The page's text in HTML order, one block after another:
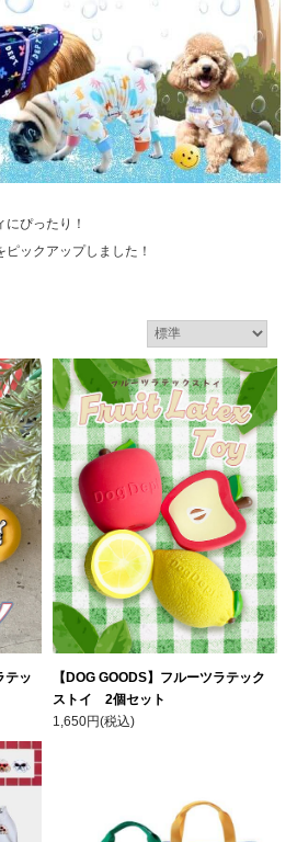
ぴったり！
ックアップしました！
テッ
【DOG GOODS】フルーツラテック
ストイ 2個セット
1,650円(税込)